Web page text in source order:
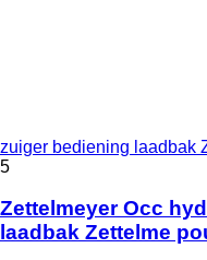
zuiger bediening laadbak
5
Zettelmeyer Occ
laadbak Zettelme